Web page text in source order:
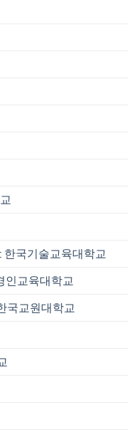
한국기술교육대학교
인교육대학교
국교원대학교